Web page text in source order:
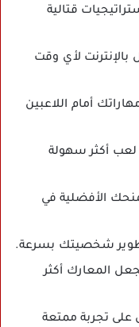
قتالية
لأي وقت
أمام اللاعبين
لعب أكثر سهولة
الأفضلية في
شخصيتك بسرعة.
المعارك أكثر
تجربة ممتعة